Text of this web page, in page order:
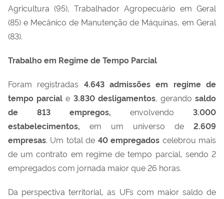
Agricultura (95), Trabalhador Agropecuário em Geral
(85) e Mecânico de Manutenção de Máquinas, em Geral
(83).
Trabalho em Regime de Tempo Parcial
Foram registradas 4.643admissões em regime de
tempo parcial e 3.830desligamentos, gerandosaldo
de 813 empregos, envolvendo 3.000
estabelecimentos, em um universo de 2.609
empresas. Um total de 40 empregados celebrou mais
de um contrato em regime de tempo parcial, sendo 2
empregados com jornada maior que 26 horas.
Da perspectiva territorial, as UFs com maior saldo de